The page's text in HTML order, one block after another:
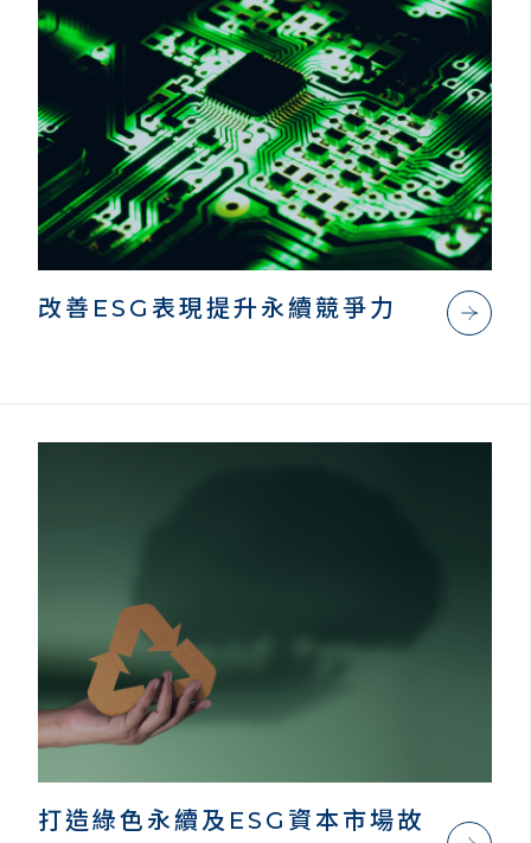
改善ESG表現提升永續競爭力
打造綠色永續及ESG資本市場故